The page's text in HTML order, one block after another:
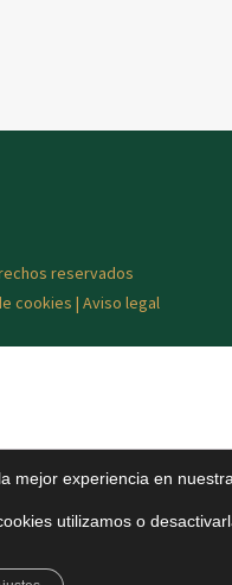
reservados
cookies | Aviso legal
mejor experiencia en
utilizamos o